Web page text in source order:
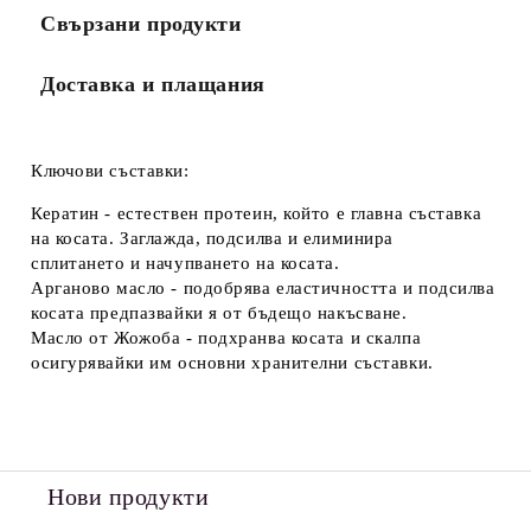
Свързани продукти
Доставка и плащания
Ключови съставки:
Кератин - естествен протеин, който е главна съставка
на косата. Заглажда, подсилва и елиминира
сплитането и начупването на косата.
Арганово масло - подобрява еластичността и подсилва
косата предпазвайки я от бъдещо накъсване.
Масло от Жожоба - подхранва косата и скалпа
осигурявайки им основни хранителни съставки.
Нови продукти